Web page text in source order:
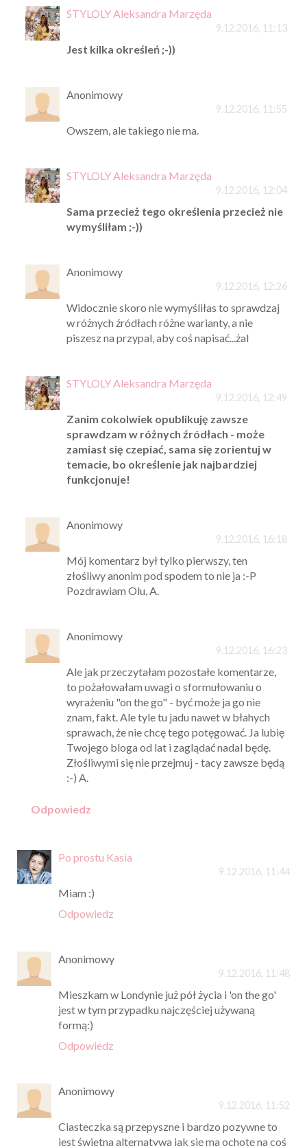
STYLOLY Aleksandra Marzęda
9.12.2016, 11:13
Jest kilka określeń ;-))
Anonimowy
9.12.2016, 11:55
Owszem, ale takiego nie ma.
STYLOLY Aleksandra Marzęda
9.12.2016, 12:04
Sama przecież tego określenia przecież nie
wymyśliłam ;-))
Anonimowy
9.12.2016, 12:26
Widocznie skoro nie wymyśliłas to sprawdzaj
w różnych źródłach różne warianty, a nie
piszesz na przypal, aby coś napisać...żal
STYLOLY Aleksandra Marzęda
9.12.2016, 12:49
Zanim cokolwiek opublikuję zawsze
sprawdzam w różnych źródłach - może
zamiast się czepiać, sama się zorientuj w
temacie, bo określenie jak najbardziej
funkcjonuje!
Anonimowy
9.12.2016, 16:18
Mój komentarz był tylko pierwszy, ten
złośliwy anonim pod spodem to nie ja :-P
Pozdrawiam Olu, A.
Anonimowy
9.12.2016, 16:23
Ale jak przeczytałam pozostałe komentarze,
to pożałowałam uwagi o sformułowaniu o
wyrażeniu "on the go" - być może ja go nie
znam, fakt. Ale tyle tu jadu nawet w błahych
sprawach, że nie chcę tego potęgować. Ja lubię
Twojego bloga od lat i zaglądać nadal będę.
Złośliwymi się nie przejmuj - tacy zawsze będą
:-) A.
Odpowiedz
Po prostu Kasia
9.12.2016, 11:44
Miam :)
Odpowiedz
Anonimowy
9.12.2016, 11:48
Mieszkam w Londynie już pół życia i 'on the go'
jest w tym przypadku najczęściej używaną
formą:)
Odpowiedz
Anonimowy
9.12.2016, 11:52
Ciasteczka są przepyszne i bardzo pozywne to
jest świetna alternatywa jak się ma ochotę na coś